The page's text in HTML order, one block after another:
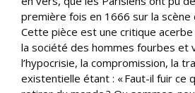
première fois en 1666 sur la scène
Cette pièce est une critique
la société des hommes fourbes et
l’hypocrisie, la compromission, la
existentielle étant : « Faut-il fuir ce